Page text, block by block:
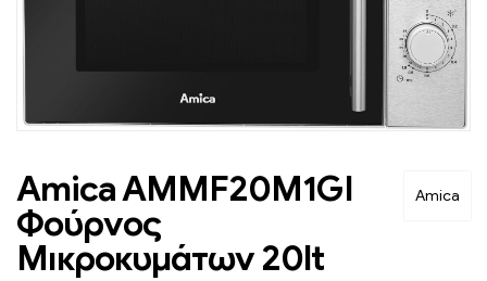
|
Αναλώσιμα
Amica
Amica AMMF20M1GI
Φούρνος
Μικροκυμάτων 20lt